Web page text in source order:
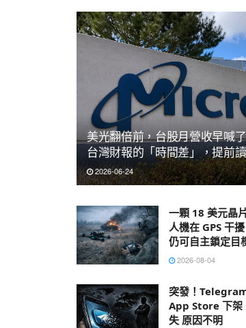
美光翻倍前，台股月營收早喊
台灣財報的「時間差」，提前
2026-06-24
一顆 18 美元晶
人機在 GPS 干
仍可自主鎖定目
2026-08-04
突發！
App Store 下架
失 原因不明